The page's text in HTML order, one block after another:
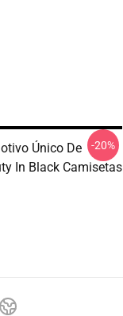
Único De
In Black Camisetas
-20%